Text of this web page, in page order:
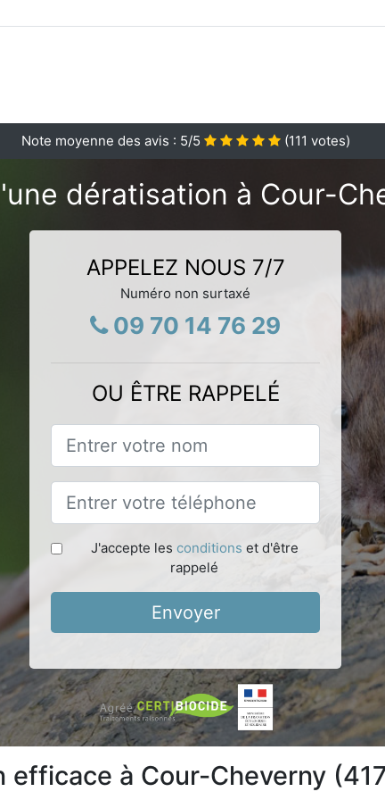
Note moyenne des avis : 5/5 (111 votes)
dératisation à Cour-
APPELEZ NOUS 7/7
Numéro non surtaxé
09 70 14 76 29
OU ÊTRE RAPPELÉ
J'accepte les conditions et d'être
rappelé
Envoyer
efficace à Cour-Cheverny